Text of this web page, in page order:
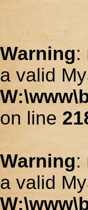
Warning:
a valid
on line
Warning:
a valid